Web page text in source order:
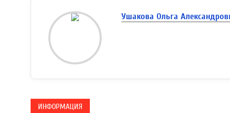
Ушакова Ольга
ИНФОРМАЦИЯ